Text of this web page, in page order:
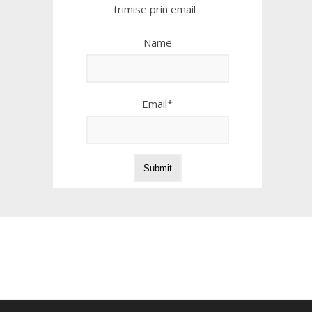
trimise prin email
Name
Email*